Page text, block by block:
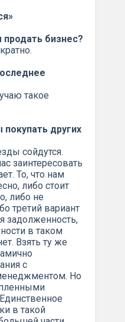
бизнес?
такое
других
сойдутся.
заинтересовать
То, что нам
либо стоит
либо не
третий вариант
задолженность,
в таком
Взять ту же
с
Но
в такой